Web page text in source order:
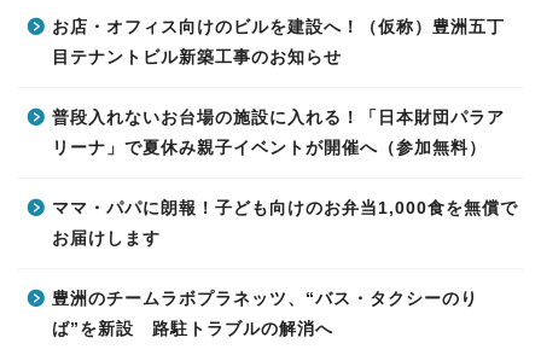
お店・オフィス向けのビルを建設へ！（仮称）豊洲五丁
目テナントビル新築工事のお知らせ
普段入れないお台場の施設に入れる！「日本財団パラア
リーナ」で夏休み親子イベントが開催へ（参加無料）
ママ・パパに朗報！子ども向けのお弁当1,000食を無償で
お届けします
豊洲のチームラボプラネッツ、“バス・タクシーのり
ば”を新設 路駐トラブルの解消へ